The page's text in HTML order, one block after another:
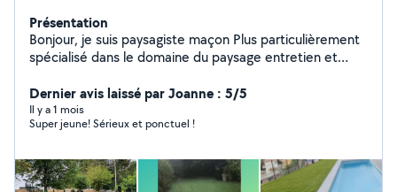
Présentation
Bonjour, je suis paysagiste maçon Plus particulièrement
spécialisé dans le domaine du paysage entretien et
allée, terrasse, bordure, mure etc ...)
Dernier avis laissé par Joanne : 5/5
Il y a 1 mois
Super jeune! Sérieux et ponctuel !